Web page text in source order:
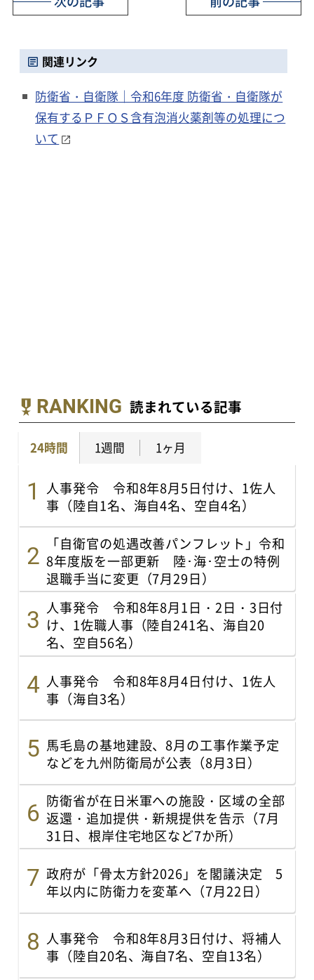
関連リンク
防衛省・自衛隊｜令和6年度 防衛省・自衛隊が
保有するＰＦＯＳ含有泡消火薬剤等の処理につ
いて
RANKING 読まれている記事
24時間 1週間 1ヶ月
人事発令 令和8年8月5日付け、1佐人
事（陸自1名、海自4名、空自4名）
「自衛官の処遇改善パンフレット」令和
8年度版を一部更新 陸･海･空士の特例
退職手当に変更（7月29日）
人事発令 令和8年8月1日・2日・3日付
け、1佐職人事（陸自241名、海自20
名、空自56名）
人事発令 令和8年8月4日付け、1佐人
事（海自3名）
馬毛島の基地建設、8月の工事作業予定
などを九州防衛局が公表（8月3日）
防衛省が在日米軍への施設・区域の全部
返還・追加提供・新規提供を告示（7月
31日、根岸住宅地区など7か所）
政府が「骨太方針2026」を閣議決定 5
年以内に防衛力を変革へ（7月22日）
人事発令 令和8年8月3日付け、将補人
事（陸自20名、海自7名、空自13名）